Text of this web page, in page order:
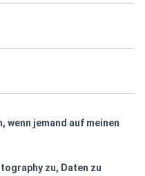
wenn jemand auf meinen
zu, Daten zu